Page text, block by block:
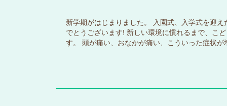
新学期がはじまりました。 入園式、入学式を迎
でとうございます! 新しい環境に慣れるまで、こ
す。 頭が痛い、おなかが痛い、こういった症状